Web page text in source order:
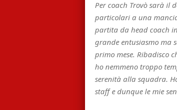
Per coach Trovò sarà il
particolari a una
partita da head coach
grande entusiasmo ma
primo mese. Ribadisco
ho nemmeno troppo
serenità alla squadra.
staff e dunque le mie